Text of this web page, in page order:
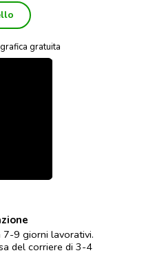
gratuita
7-9 giorni lavorativi.
del corriere di 3-4